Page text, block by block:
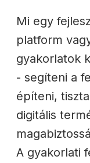
Mi egy
platform
gyakorlatok
- segíteni a
építeni,
digitális
A gyakorlati